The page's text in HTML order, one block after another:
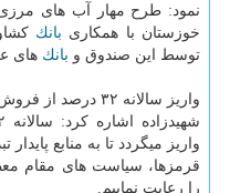
نمود: طرح مهار آب های مرزی
خوزستان با همكاری بانك
توسط این صندوق و بانك های
واریز سالانه ۳۲ درصد از فروش نفت به صندوق
واریز میگردد تا به منابع
قرمزها، سیاست های مقام
را رعایت نماییم.